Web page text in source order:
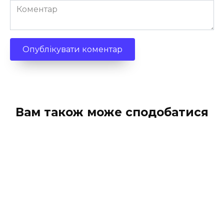
Коментар
Вам також може сподобатися